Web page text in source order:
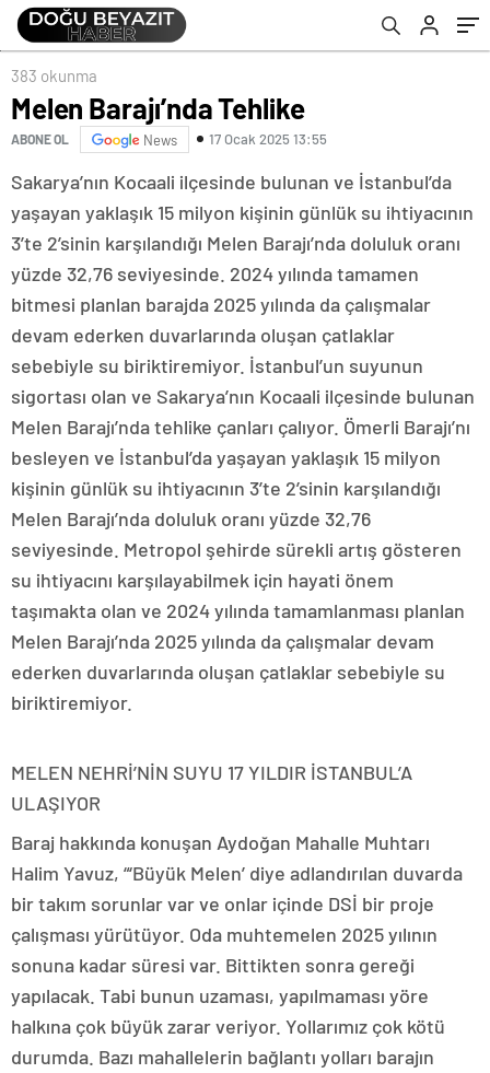
383 okunma
Melen Barajı’nda Tehlike
ABONE OL News 17 Ocak 2025 13:55
Sakarya’nın Kocaali ilçesinde bulunan ve İstanbul’da
yaşayan yaklaşık 15 milyon kişinin günlük su ihtiyacının
3’te 2’sinin karşılandığı Melen Barajı’nda doluluk oranı
yüzde 32,76 seviyesinde. 2024 yılında tamamen
bitmesi planlan barajda 2025 yılında da çalışmalar
devam ederken duvarlarında oluşan çatlaklar
sebebiyle su biriktiremiyor. İstanbul’un suyunun
sigortası olan ve Sakarya’nın Kocaali ilçesinde bulunan
Melen Barajı’nda tehlike çanları çalıyor. Ömerli Barajı’nı
besleyen ve İstanbul’da yaşayan yaklaşık 15 milyon
kişinin günlük su ihtiyacının 3’te 2’sinin karşılandığı
Melen Barajı’nda doluluk oranı yüzde 32,76
seviyesinde. Metropol şehirde sürekli artış gösteren
su ihtiyacını karşılayabilmek için hayati önem
taşımakta olan ve 2024 yılında tamamlanması planlan
Melen Barajı’nda 2025 yılında da çalışmalar devam
ederken duvarlarında oluşan çatlaklar sebebiyle su
biriktiremiyor.
MELEN NEHRİ’NİN SUYU 17 YILDIR İSTANBUL’A
ULAŞIYOR
Baraj hakkında konuşan Aydoğan Mahalle Muhtarı
Halim Yavuz, “‘Büyük Melen’ diye adlandırılan duvarda
bir takım sorunlar var ve onlar içinde DSİ bir proje
çalışması yürütüyor. Oda muhtemelen 2025 yılının
sonuna kadar süresi var. Bittikten sonra gereği
yapılacak. Tabi bunun uzaması, yapılmaması yöre
halkına çok büyük zarar veriyor. Yollarımız çok kötü
durumda. Bazı mahallelerin bağlantı yolları barajın